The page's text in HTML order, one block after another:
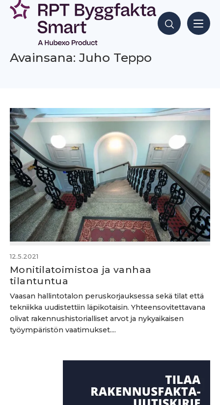
Siirry
sisältöön
Hae sisältöjä
Avainsana: Juho Teppo
12.5.2021
Monitilatoimistoa ja vanhaa
tilantuntua
Vaasan hallintotalon peruskorjauksessa sekä tilat että
tekniikka uudistettiin läpikotaisin. Yhteensovitettavana
olivat rakennushistorialliset arvot ja nykyaikaisen
työympäristön vaatimukset....